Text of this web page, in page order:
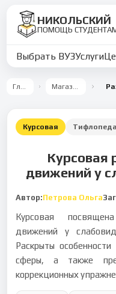
НИКОЛЬСКИЙ
ПОМОЩЬ
Выбрать ВУЗУслуги
Главная Магазин работ
Курсовая
Курсовая
движений у
Автор:Петрова Ольга
Курсовая
движений у
Раскрыты
сферы, а также
коррекционных